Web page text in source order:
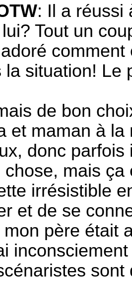
: Il a réussi
Tout un
la situation! Le
de bon
et maman à
donc
chose, mais
irrésistible
et de se
mon père était